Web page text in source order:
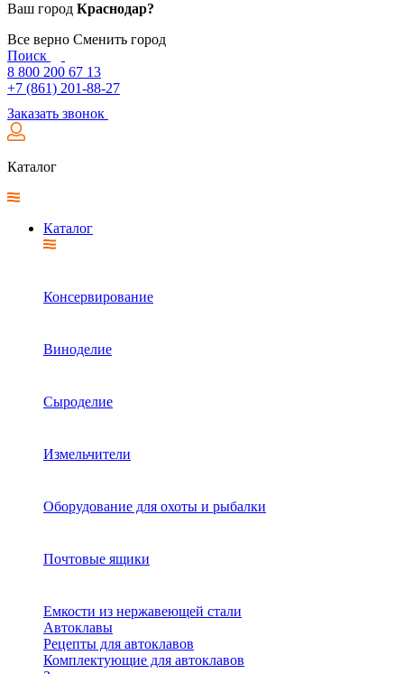
Ваш город Краснодар?
Все верно Сменить город
Поиск
8 800 200 67 13
+7 (861) 201-88-27
Заказать звонок
Каталог
Каталог
Консервирование
Виноделие
Сыроделие
Измельчители
Оборудование для охоты и рыбалки
Почтовые ящики
Емкости из нержавеющей стали
Автоклавы
Рецепты для автоклавов
Комплектующие для автоклавов